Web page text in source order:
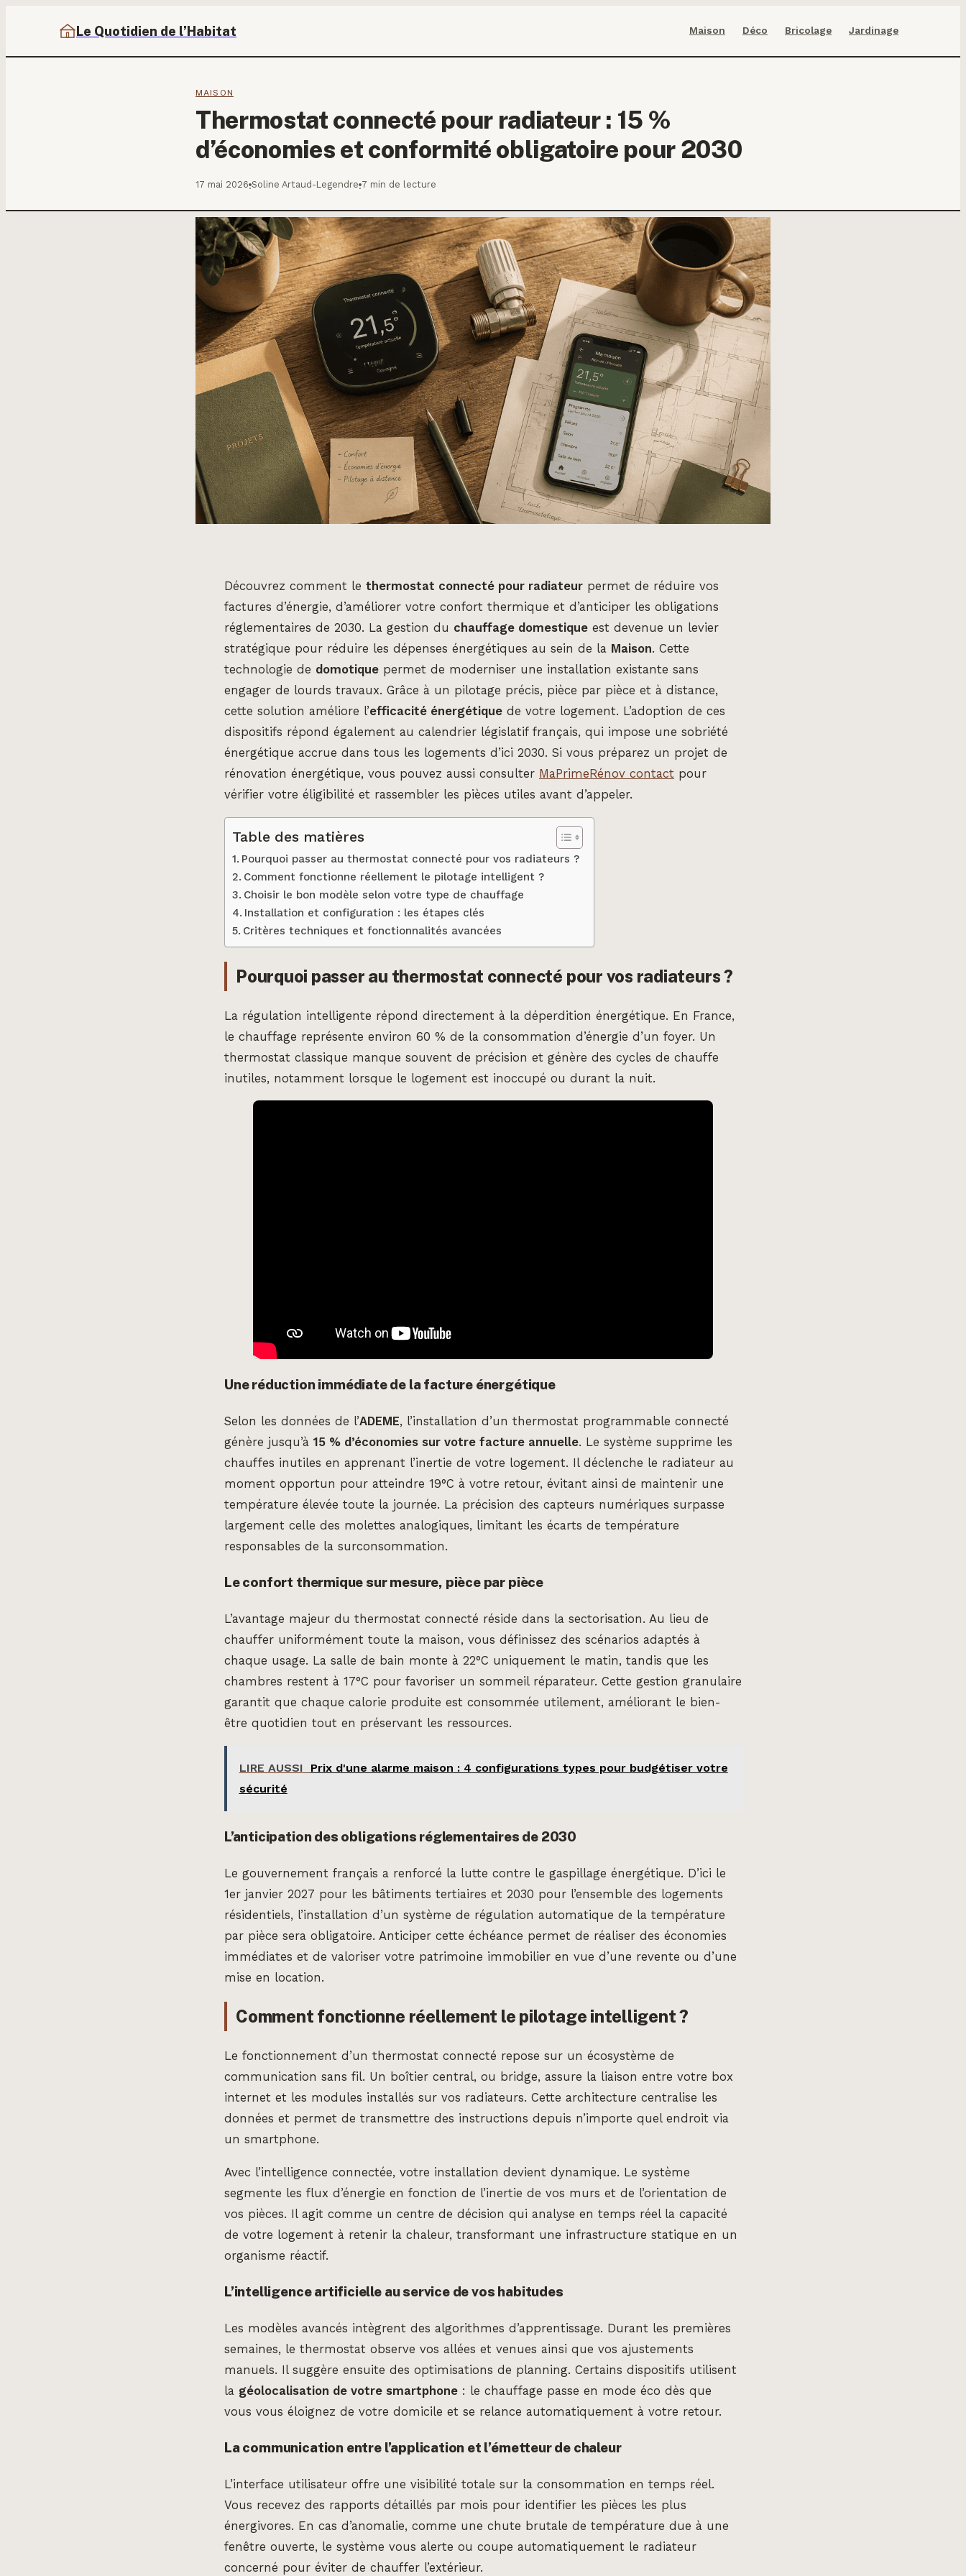
Le Quotidien de l’Habitat Maison Déco Bricolage Jardinage
MAISON
Thermostat connecté pour radiateur : 15 %
d’économies et conformité obligatoire pour 2030
17 mai 2026·Soline Artaud-Legendre·7 min de lecture
Découvrez comment le thermostat connecté pour radiateur permet de réduire vos
factures d’énergie, d’améliorer votre confort thermique et d’anticiper les obligations
réglementaires de 2030. La gestion du chauffage domestique est devenue un levier
stratégique pour réduire les dépenses énergétiques au sein de la Maison. Cette
technologie de domotique permet de moderniser une installation existante sans
engager de lourds travaux. Grâce à un pilotage précis, pièce par pièce et à distance,
cette solution améliore l’efficacité énergétique de votre logement. L’adoption de ces
dispositifs répond également au calendrier législatif français, qui impose une sobriété
énergétique accrue dans tous les logements d’ici 2030. Si vous préparez un projet de
rénovation énergétique, vous pouvez aussi consulter MaPrimeRénov contact pour
vérifier votre éligibilité et rassembler les pièces utiles avant d’appeler.
Table des matières
Pourquoi passer au thermostat connecté pour vos radiateurs ?
Comment fonctionne réellement le pilotage intelligent ?
Choisir le bon modèle selon votre type de chauffage
Installation et configuration : les étapes clés
Critères techniques et fonctionnalités avancées
Pourquoi passer au thermostat connecté pour vos radiateurs ?
La régulation intelligente répond directement à la déperdition énergétique. En France,
le chauffage représente environ 60 % de la consommation d’énergie d’un foyer. Un
thermostat classique manque souvent de précision et génère des cycles de chauffe
inutiles, notamment lorsque le logement est inoccupé ou durant la nuit.
Une réduction immédiate de la facture énergétique
Selon les données de l’ADEME, l’installation d’un thermostat programmable connecté
génère jusqu’à 15 % d’économies sur votre facture annuelle. Le système supprime les
chauffes inutiles en apprenant l’inertie de votre logement. Il déclenche le radiateur au
moment opportun pour atteindre 19°C à votre retour, évitant ainsi de maintenir une
température élevée toute la journée. La précision des capteurs numériques surpasse
largement celle des molettes analogiques, limitant les écarts de température
responsables de la surconsommation.
Le confort thermique sur mesure, pièce par pièce
L’avantage majeur du thermostat connecté réside dans la sectorisation. Au lieu de
chauffer uniformément toute la maison, vous définissez des scénarios adaptés à
chaque usage. La salle de bain monte à 22°C uniquement le matin, tandis que les
chambres restent à 17°C pour favoriser un sommeil réparateur. Cette gestion granulaire
garantit que chaque calorie produite est consommée utilement, améliorant le bien-
être quotidien tout en préservant les ressources.
LIRE AUSSI
Prix d'une alarme maison : 4 configurations types pour budgétiser votre
sécurité
L’anticipation des obligations réglementaires de 2030
Le gouvernement français a renforcé la lutte contre le gaspillage énergétique. D’ici le
1er janvier 2027 pour les bâtiments tertiaires et 2030 pour l’ensemble des logements
résidentiels, l’installation d’un système de régulation automatique de la température
par pièce sera obligatoire. Anticiper cette échéance permet de réaliser des économies
immédiates et de valoriser votre patrimoine immobilier en vue d’une revente ou d’une
mise en location.
Comment fonctionne réellement le pilotage intelligent ?
Le fonctionnement d’un thermostat connecté repose sur un écosystème de
communication sans fil. Un boîtier central, ou bridge, assure la liaison entre votre box
internet et les modules installés sur vos radiateurs. Cette architecture centralise les
données et permet de transmettre des instructions depuis n’importe quel endroit via
un smartphone.
Avec l’intelligence connectée, votre installation devient dynamique. Le système
segmente les flux d’énergie en fonction de l’inertie de vos murs et de l’orientation de
vos pièces. Il agit comme un centre de décision qui analyse en temps réel la capacité
de votre logement à retenir la chaleur, transformant une infrastructure statique en un
organisme réactif.
L’intelligence artificielle au service de vos habitudes
Les modèles avancés intègrent des algorithmes d’apprentissage. Durant les premières
semaines, le thermostat observe vos allées et venues ainsi que vos ajustements
manuels. Il suggère ensuite des optimisations de planning. Certains dispositifs utilisent
la géolocalisation de votre smartphone : le chauffage passe en mode éco dès que
vous vous éloignez de votre domicile et se relance automatiquement à votre retour.
La communication entre l’application et l’émetteur de chaleur
L’interface utilisateur offre une visibilité totale sur la consommation en temps réel.
Vous recevez des rapports détaillés par mois pour identifier les pièces les plus
énergivores. En cas d’anomalie, comme une chute brutale de température due à une
fenêtre ouverte, le système vous alerte ou coupe automatiquement le radiateur
concerné pour éviter de chauffer l’extérieur.